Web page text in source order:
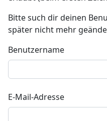
Bitte such dir deinen
später nicht mehr
Benutzername
E-Mail-Adresse